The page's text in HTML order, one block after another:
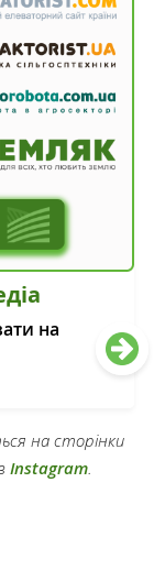
на
на сторінки
Instagram.